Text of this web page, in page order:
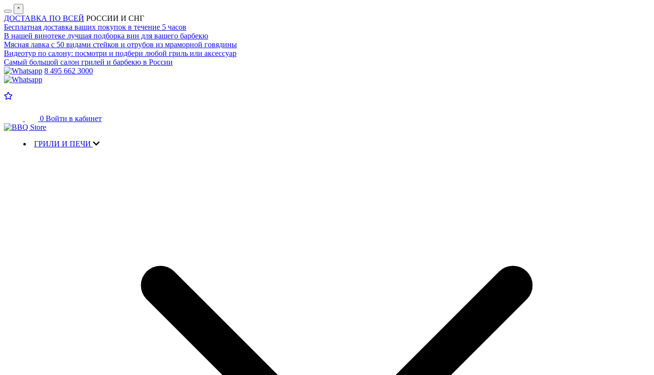
˟
ДОСТАВКА ПО ВСЕЙ РОССИИ И СНГ
Бесплатная доставка ваших покупок в течение 5 часов
В нашей винотеке лучшая подборка вин для вашего барбекю
Мясная лавка с 50 видами стейков и отрубов из мраморной говядины
Видеотур по салону: посмотри и подбери любой гриль или аксессуар
Самый большой салон грилей и барбекю в России
8 495 662 3000
0 Войти в кабинет
ГРИЛИ И ПЕЧИ